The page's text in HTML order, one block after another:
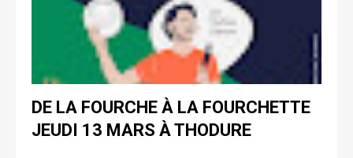
DE LA FOURCHE À LA FOURCHETTE
JEUDI 13 MARS À THODURE